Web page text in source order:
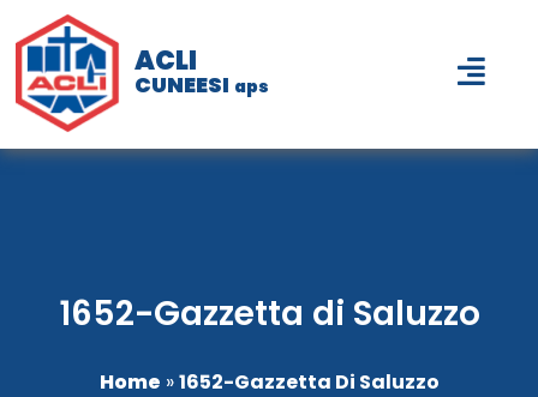
ACLI
CUNEESI aps
1652-Gazzetta di Saluzzo
Home »1652-Gazzetta Di Saluzzo